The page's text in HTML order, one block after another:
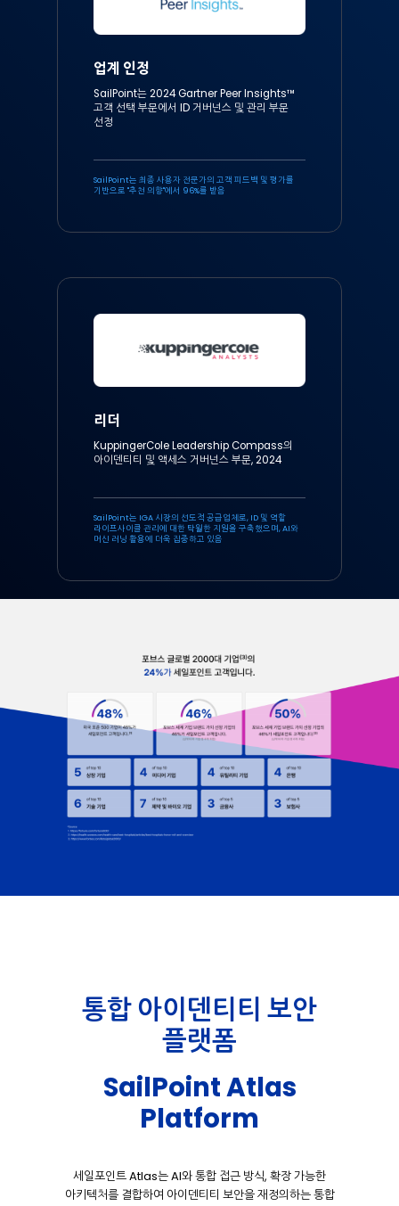
업계 인정
SailPoint는 2024 Gartner Peer Insights™
고객 선택 부문에서 ID 거버넌스 및 관리 부문
선정
SailPoint는 최종 사용자 전문가의 고객 피드백 및 평가를
기반으로 "추천 의향"에서 96%를 받음
리더
KuppingerCole Leadership Compass의
아이덴티티 및 액세스 거버넌스 부문, 2024
SailPoint는 IGA 시장의 선도적 공급업체로, ID 및 역할
라이프사이클 관리에 대한 탁월한 지원을 구축했으며, AI와
머신 러닝 활용에 더욱 집중하고 있음
통합 아이덴티티 보안
플랫폼
SailPoint Atlas
Platform
세일포인트Atlas는AI와통합 접근 방식, 확장가능한
아키텍처를 결합하여 아이덴티티 보안을재정의하는통합